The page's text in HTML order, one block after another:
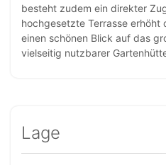
besteht zudem ein direkter
hochgesetzte Terrasse
einen schönen Blick auf das
vielseitig nutzbarer
Lage